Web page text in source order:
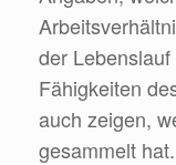
der
Fähigkeiten
auch zeigen,
gesammelt